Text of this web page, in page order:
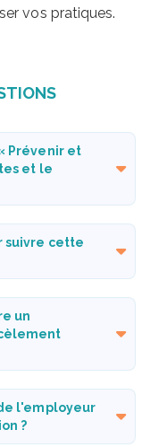
vos pratiques.
Prévenir et
et le
suivre cette
un
l'employeur
?